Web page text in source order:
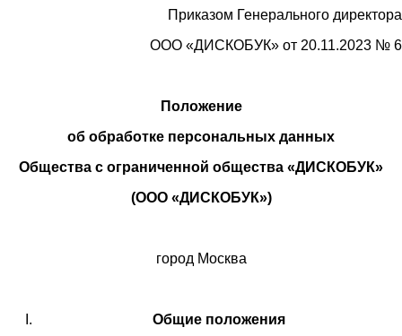
Приказом Генерального директора
ООО «ДИСКОБУК» от 20.11.2023 № 6
Положение
об обработке персональных данных
Общества с ограниченной общества «ДИСКОБУК»
(ООО «ДИСКОБУК»)
город Москва
Общие положения